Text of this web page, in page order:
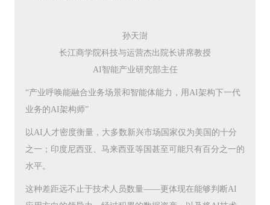
孙天澍
长江商学院科技与运营杰出院长讲席教授
AI智能产业研究部主任
“产业呼唤能融合业务场景和智能体能力，用AI架构下一代
业务的AI架构师”
以AI人才密度衡量，大多数新兴市场国家仅为美国的十分
之一；印度尼西亚、马来西亚等国甚至可能只有百分之一的
水平。
这种差距远不止于技术人员数量——更体现在能够判断AI